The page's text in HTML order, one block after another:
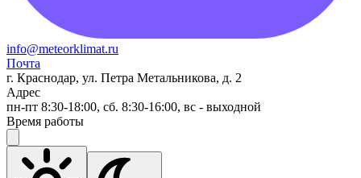
info@meteorklimat.ru
Почта
г. Краснодар, ул. Петра Метальникова, д. 2
Адрес
пн-пт 8:30-18:00, сб. 8:30-16:00, вс - выходной
Время работы